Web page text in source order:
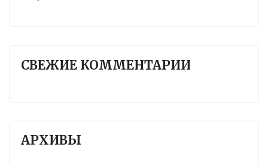
СВЕЖИЕ КОММЕНТАРИИ
АРХИВЫ